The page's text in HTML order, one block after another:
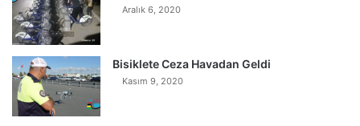
Aralık 6, 2020
Bisiklete Ceza Havadan Geldi
Kasım 9, 2020